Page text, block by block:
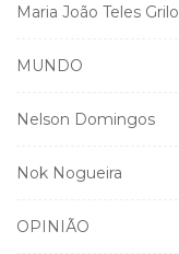
Maria João Teles Grilo
MUNDO
Nelson Domingos
Nok Nogueira
OPINIÃO